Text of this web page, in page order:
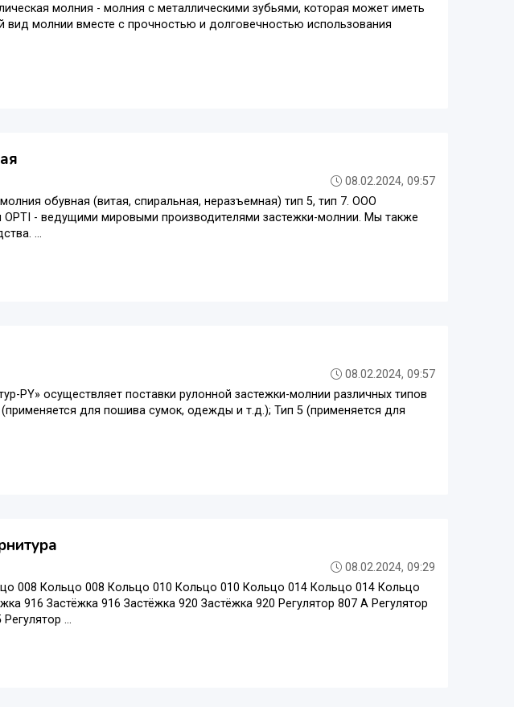
молния - молния с металлическими зубьями, которая может иметь
вид молнии вместе с прочностью и долговечностью использования
08.02.2024, 09:57
обувная (витая, спиральная, неразъемная) тип 5, тип 7. ООО
OPTI - ведущими мировыми производителями застежки-молнии. Мы также
...
08.02.2024, 09:57
РY» осуществляет поставки рулонной застежки-молнии различных типов
для пошива сумок, одежды и т.д.); Тип 5 (применяется для
08.02.2024, 09:29
008 Кольцо 008 Кольцо 010 Кольцо 010 Кольцо 014 Кольцо 014 Кольцо
916 Застёжка 916 Застёжка 920 Застёжка 920 Регулятор 807 А Регулятор
...